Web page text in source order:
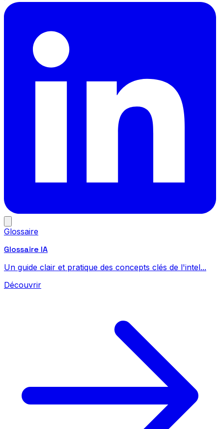
Glossaire
Glossaire IA
Un guide clair et pratique des concepts clés de l'intel...
Découvrir